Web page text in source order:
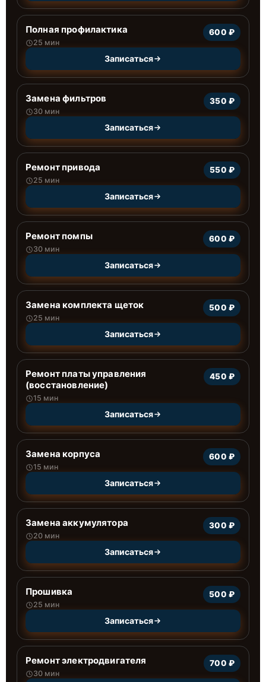
Полная профилактика
25 мин
600 ₽
Записаться
Замена фильтров
30 мин
350 ₽
Записаться
Ремонт привода
25 мин
550 ₽
Записаться
Ремонт помпы
30 мин
600 ₽
Записаться
Замена комплекта щеток
25 мин
500 ₽
Записаться
Ремонт платы управления
(восстановление)
15 мин
450 ₽
Записаться
Замена корпуса
15 мин
600 ₽
Записаться
Замена аккумулятора
20 мин
300 ₽
Записаться
Прошивка
25 мин
500 ₽
Записаться
Ремонт электродвигателя
30 мин
700 ₽